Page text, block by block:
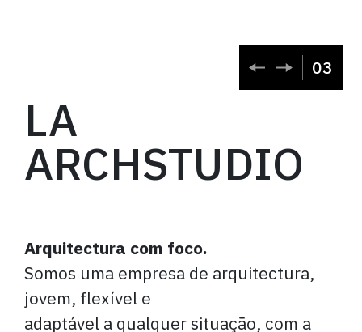
03
LA
ARCHSTUDIO
Arquitectura com foco.
Somos uma empresa de arquitectura,
jovem, flexível e
adaptável a qualquer situação, com a